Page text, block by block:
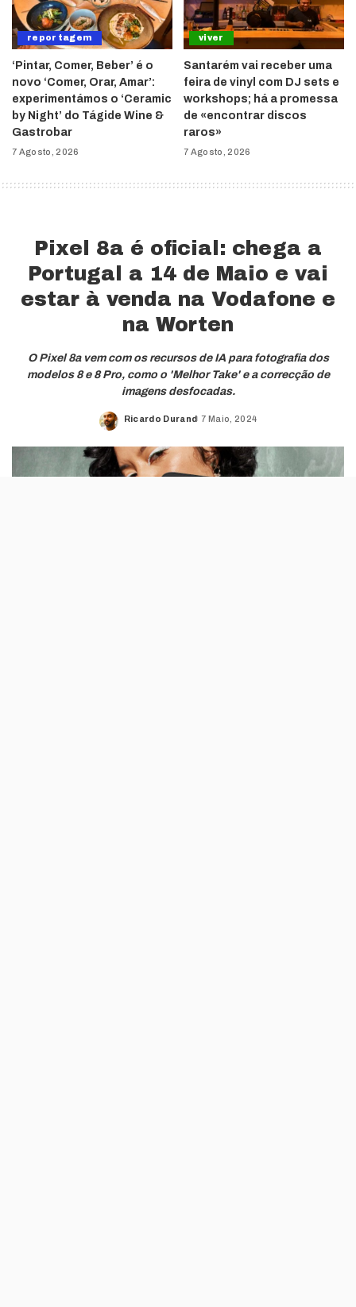
reportagem
‘Pintar, Comer, Beber’ é o
novo ‘Comer, Orar, Amar’:
experimentámos o ‘Ceramic
by Night’ do Tágide Wine &
Gastrobar
7 Agosto, 2026
viver
Santarém vai receber uma
feira de vinyl com DJ sets e
workshops; há a promessa
de «encontrar discos
raros»
7 Agosto, 2026
Pixel 8a é oficial: chega a
Portugal a 14 de Maio e vai
estar à venda na Vodafone e
na Worten
O Pixel 8a vem com os recursos de IA para fotografia dos
modelos 8 e 8 Pro, como o 'Melhor Take' e a correcção de
imagens desfocadas.
Posted
Ricardo Durand 7 Maio, 2024